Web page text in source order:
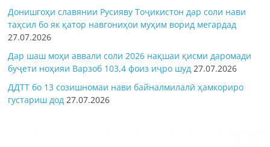
Донишгоҳи славянии Русияву Тоҷикистон дар соли нави
таҳсил бо як қатор навгониҳои муҳим ворид мегардад
27.07.2026
Дар шаш моҳи аввали соли 2026 нақшаи қисми даромади
буҷети ноҳияи Варзоб 103,4 фоиз иҷро шуд 27.07.2026
ДДТТ бо 13 созишномаи нави байналмилалӣ ҳамкориро
густариш дод 27.07.2026